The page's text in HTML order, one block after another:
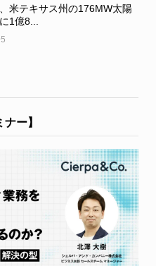
米テキサス州の176MW太陽
1億8...
ー】